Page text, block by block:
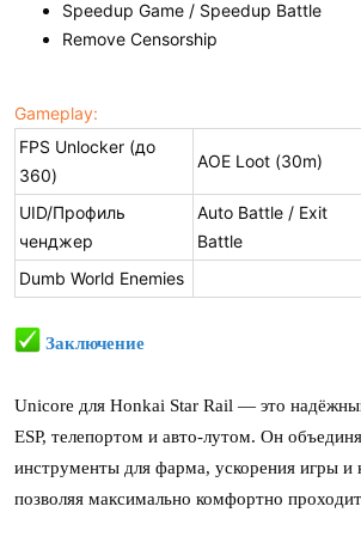
Speedup Game / Speedup Battle
Remove Censorship
Gameplay:
FPS Unlocker (до
360)
AOE Loot (30m)
UID/Профиль
ченджер
Auto Battle / Exit
Battle
Dumb World Enemies
Заключение
Unicore для Honkai Star Rail — это
ESP, телепортом и авто-лутом. Он
инструменты для фарма, ускорения игры и
позволяя максимально комфортно